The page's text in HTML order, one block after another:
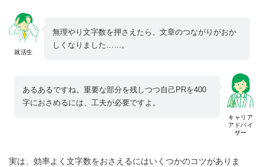
就活生
無理やり文字数を押さえたら、文章のつながりがおか
しくなりました……。
キャリア
アドバイ
ザー
あるあるですね。重要な部分を残しつつ自己PRを400
字におさめるには、工夫が必要ですよ。
実は、効率よく文字数をおさえるにはいくつかのコツがありま